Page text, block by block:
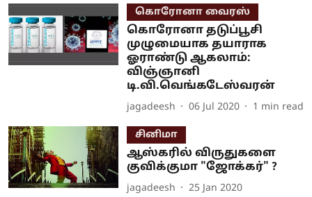
கொரோனா வைரஸ்
கொரோனா தடுப்பூசி
முழுமையாக தயாராக
ஓராண்டு ஆகலாம்:
விஞ்ஞானி
டி.வி.வெங்கடேஸ்வரன்
jagadeesh 06 Jul 2020 1 min read
சினிமா
ஆஸ்கரில் விருதுகளை
குவிக்குமா "ஜோக்கர்" ?
jagadeesh 25 Jan 2020